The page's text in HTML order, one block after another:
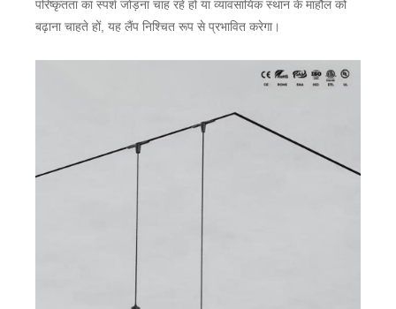
परिष्कृतता का स्पर्श जोड़ना चाह रहे हों या व्यावसायिक स्थान के माहौल को
बढ़ाना चाहते हों, यह लैंप निश्चित रूप से प्रभावित करेगा।